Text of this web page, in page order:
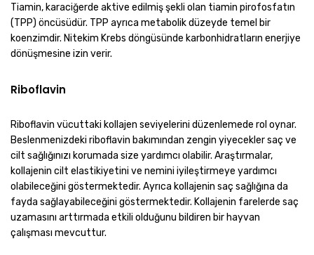
Tiamin, karaciğerde aktive edilmiş şekli olan tiamin pirofosfatın
(TPP) öncüsüdür. TPP ayrıca metabolik düzeyde temel bir
koenzimdir. Nitekim Krebs döngüsünde karbonhidratların enerjiye
dönüşmesine izin verir.
Riboflavin
Riboflavin vücuttaki kollajen seviyelerini düzenlemede rol oynar.
Beslenmenizdeki riboflavin bakımından zengin yiyecekler saç ve
cilt sağlığınızı korumada size yardımcı olabilir. Araştırmalar,
kollajenin cilt elastikiyetini ve nemini iyileştirmeye yardımcı
olabileceğini göstermektedir. Ayrıca kollajenin saç sağlığına da
fayda sağlayabileceğini göstermektedir. Kollajenin farelerde saç
uzamasını arttırmada etkili olduğunu bildiren bir hayvan
çalışması mevcuttur.